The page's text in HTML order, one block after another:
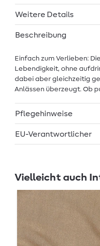
Weitere Details
Beschreibung
Einfach zum Verlieben:
Lebendigkeit, ohne
dabei aber gleichzeitig
Anlässen überzeugt. Ob
Pflegehinweise
EU-Verantwortlicher
Vielleicht auch